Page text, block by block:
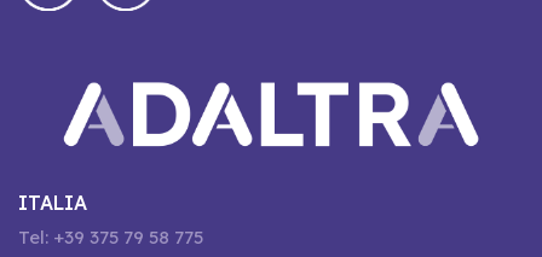
ITALIA
Tel: +39 375 79 58 775